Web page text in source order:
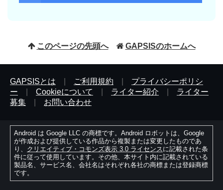
このページの先頭へ GAPSISのホームへ
GAPSISとは ご利用規約
プライバシーポリシ
ー
Cookieについて ライター紹介
ライター
募集
お問い合わせ
Android は Google LLC の商標です。Android ロボットは、Google
が作成および提供している作品から複製または変更したものであ
り、 クリエイティブ・コモンズ表示 3.0 ライセンスに記載された条
件に従って使用しています。その他、本サイト内に記載されている
製品名、サービス名、会社名はそれぞれ各社の商標または登録商標
です。